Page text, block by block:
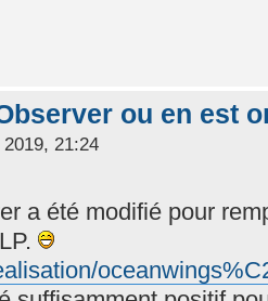
ou en est
21:24
a été modifié pour